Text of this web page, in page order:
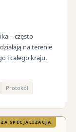
– często
na terenie
i całego kraju.
Protokół
SPECJALIZACJA